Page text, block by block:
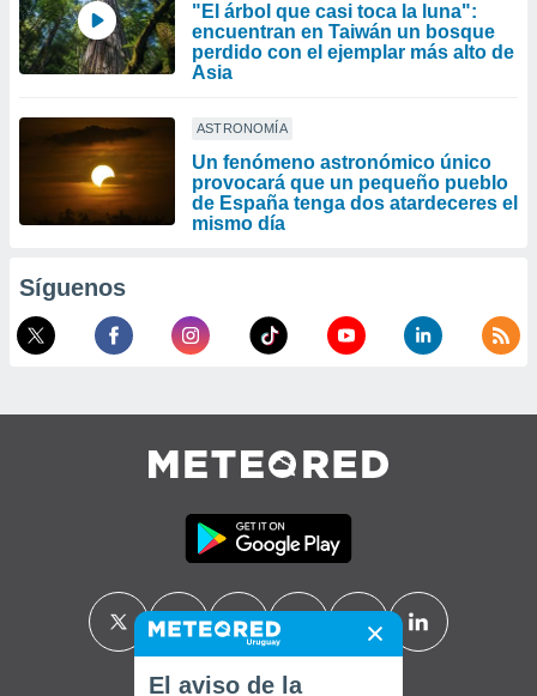
"El árbol que casi toca la luna":
encuentran en Taiwán un bosque
perdido con el ejemplar más alto de
Asia
ASTRONOMÍA
Un fenómeno astronómico único
provocará que un pequeño pueblo
de España tenga dos atardeceres el
mismo día
Síguenos
El aviso de la